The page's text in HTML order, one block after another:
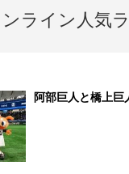
ライン人気
阿部巨人と橋上巨